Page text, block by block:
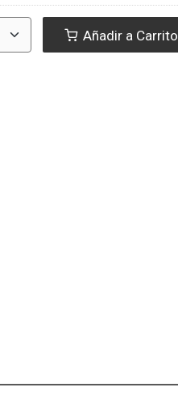
Añadir a Carrito